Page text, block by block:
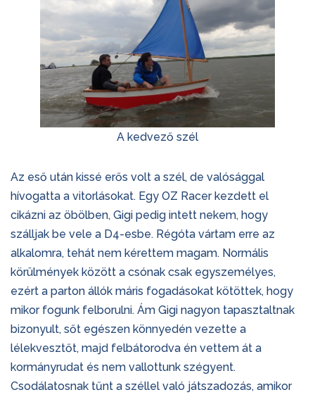
A kedvező szél
Az eső után kissé erős volt a szél, de valósággal
hívogatta a vitorlásokat. Egy OZ Racer kezdett el
cikázni az öbölben, Gigi pedig intett nekem, hogy
szálljak be vele a D4-esbe. Régóta vártam erre az
alkalomra, tehát nem kérettem magam. Normális
körülmények között a csónak csak egyszemélyes,
ezért a parton állók máris fogadásokat kötöttek, hogy
mikor fogunk felborulni. Ám Gigi nagyon tapasztaltnak
bizonyult, sőt egészen könnyedén vezette a
lélekvesztőt, majd felbátorodva én vettem át a
kormányrudat és nem vallottunk szégyent.
Csodálatosnak tűnt a széllel való játszadozás, amikor